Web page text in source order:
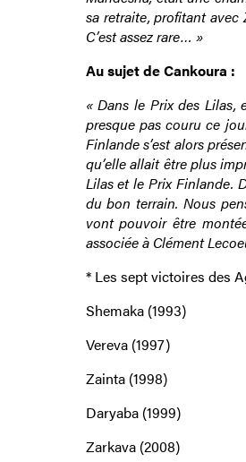
sa retraite, profitant avec
C’est assez rare… »
Au sujet de Cankoura :
« Dans le Prix des Lilas,
presque pas couru ce
Finlande s’est alors
qu’elle allait être plus
Lilas et le Prix Finlande.
du bon terrain. Nous
vont pouvoir être
associée à Clément
* Les sept victoires des
Shemaka (1993)
Vereva (1997)
Zainta (1998)
Daryaba (1999)
Zarkava (2008)